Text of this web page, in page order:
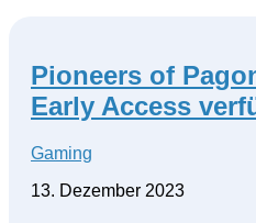
Pioneers of
Early Access
Gaming
13. Dezember 2023